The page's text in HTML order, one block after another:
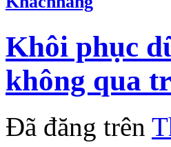
Khôi phục
không qua
Đã đăng trên